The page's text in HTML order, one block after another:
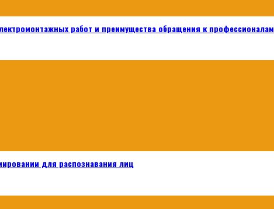
работ и преимущества обращения к профессионалам
для распознавания лиц